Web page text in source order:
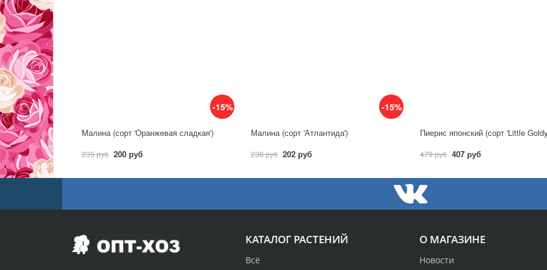
-15%
Малина (сорт 'Оранжевая сладкая')
235 руб 200 руб
-15%
Малина (сорт 'Атлантида')
238 руб 202 руб
Пиерис японский (сорт 'Little
479 руб 407 руб
О МАГАЗИНЕ
Новости
КАТАЛОГ РАСТЕНИЙ
Всё